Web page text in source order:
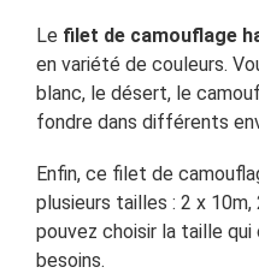
Le filet de camouflage
en variété de couleurs.
blanc, le désert, le
fondre dans différents
Enfin, ce filet de
plusieurs tailles : 2 x 10m,
pouvez choisir la taille
besoins.